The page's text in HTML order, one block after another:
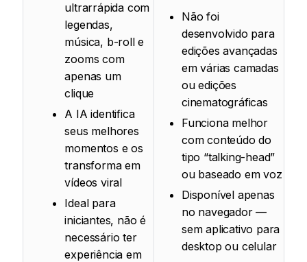
ultrarrápida com
legendas,
música, b-roll e
zooms com
apenas um
clique
A IA identifica
seus melhores
momentos e os
transforma em
vídeos viral
Ideal para
iniciantes, não é
necessário ter
experiência em
Não foi
desenvolvido para
edições avançadas
em várias camadas
ou edições
cinematográficas
Funciona melhor
com conteúdo do
tipo “talking-head”
ou baseado em voz
Disponível apenas
no navegador —
sem aplicativo para
desktop ou celular